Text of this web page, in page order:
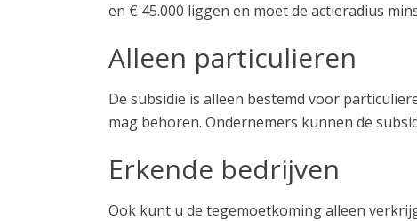
en € 45.000 liggen en moet de actieradius
Alleen particulieren
De subsidie is alleen bestemd voor
mag behoren. Ondernemers kunnen de
Erkende bedrijven
Ook kunt u de tegemoetkoming alleen